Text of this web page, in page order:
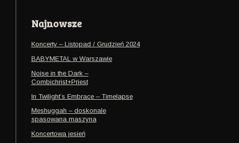
Najnowsze
Koncerty – Listopad / Grudzień 2024
BABYMETAL w Warszawie
Noise in the Dark –
Combichrist+Priest
In Twilight’s Embrace – Timelapse
Meshuggah – doskonale
spasowana maszyna
Koncertowa jesień